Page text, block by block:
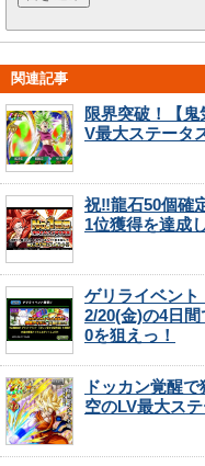
関連記事
限界突破！【
V最大ステータ
祝‼龍石50個確
1位獲得を達成
ゲリライベント
2/20(金)の4日
0を狙えっ！
ドッカン覚醒
空のLV最大ステ